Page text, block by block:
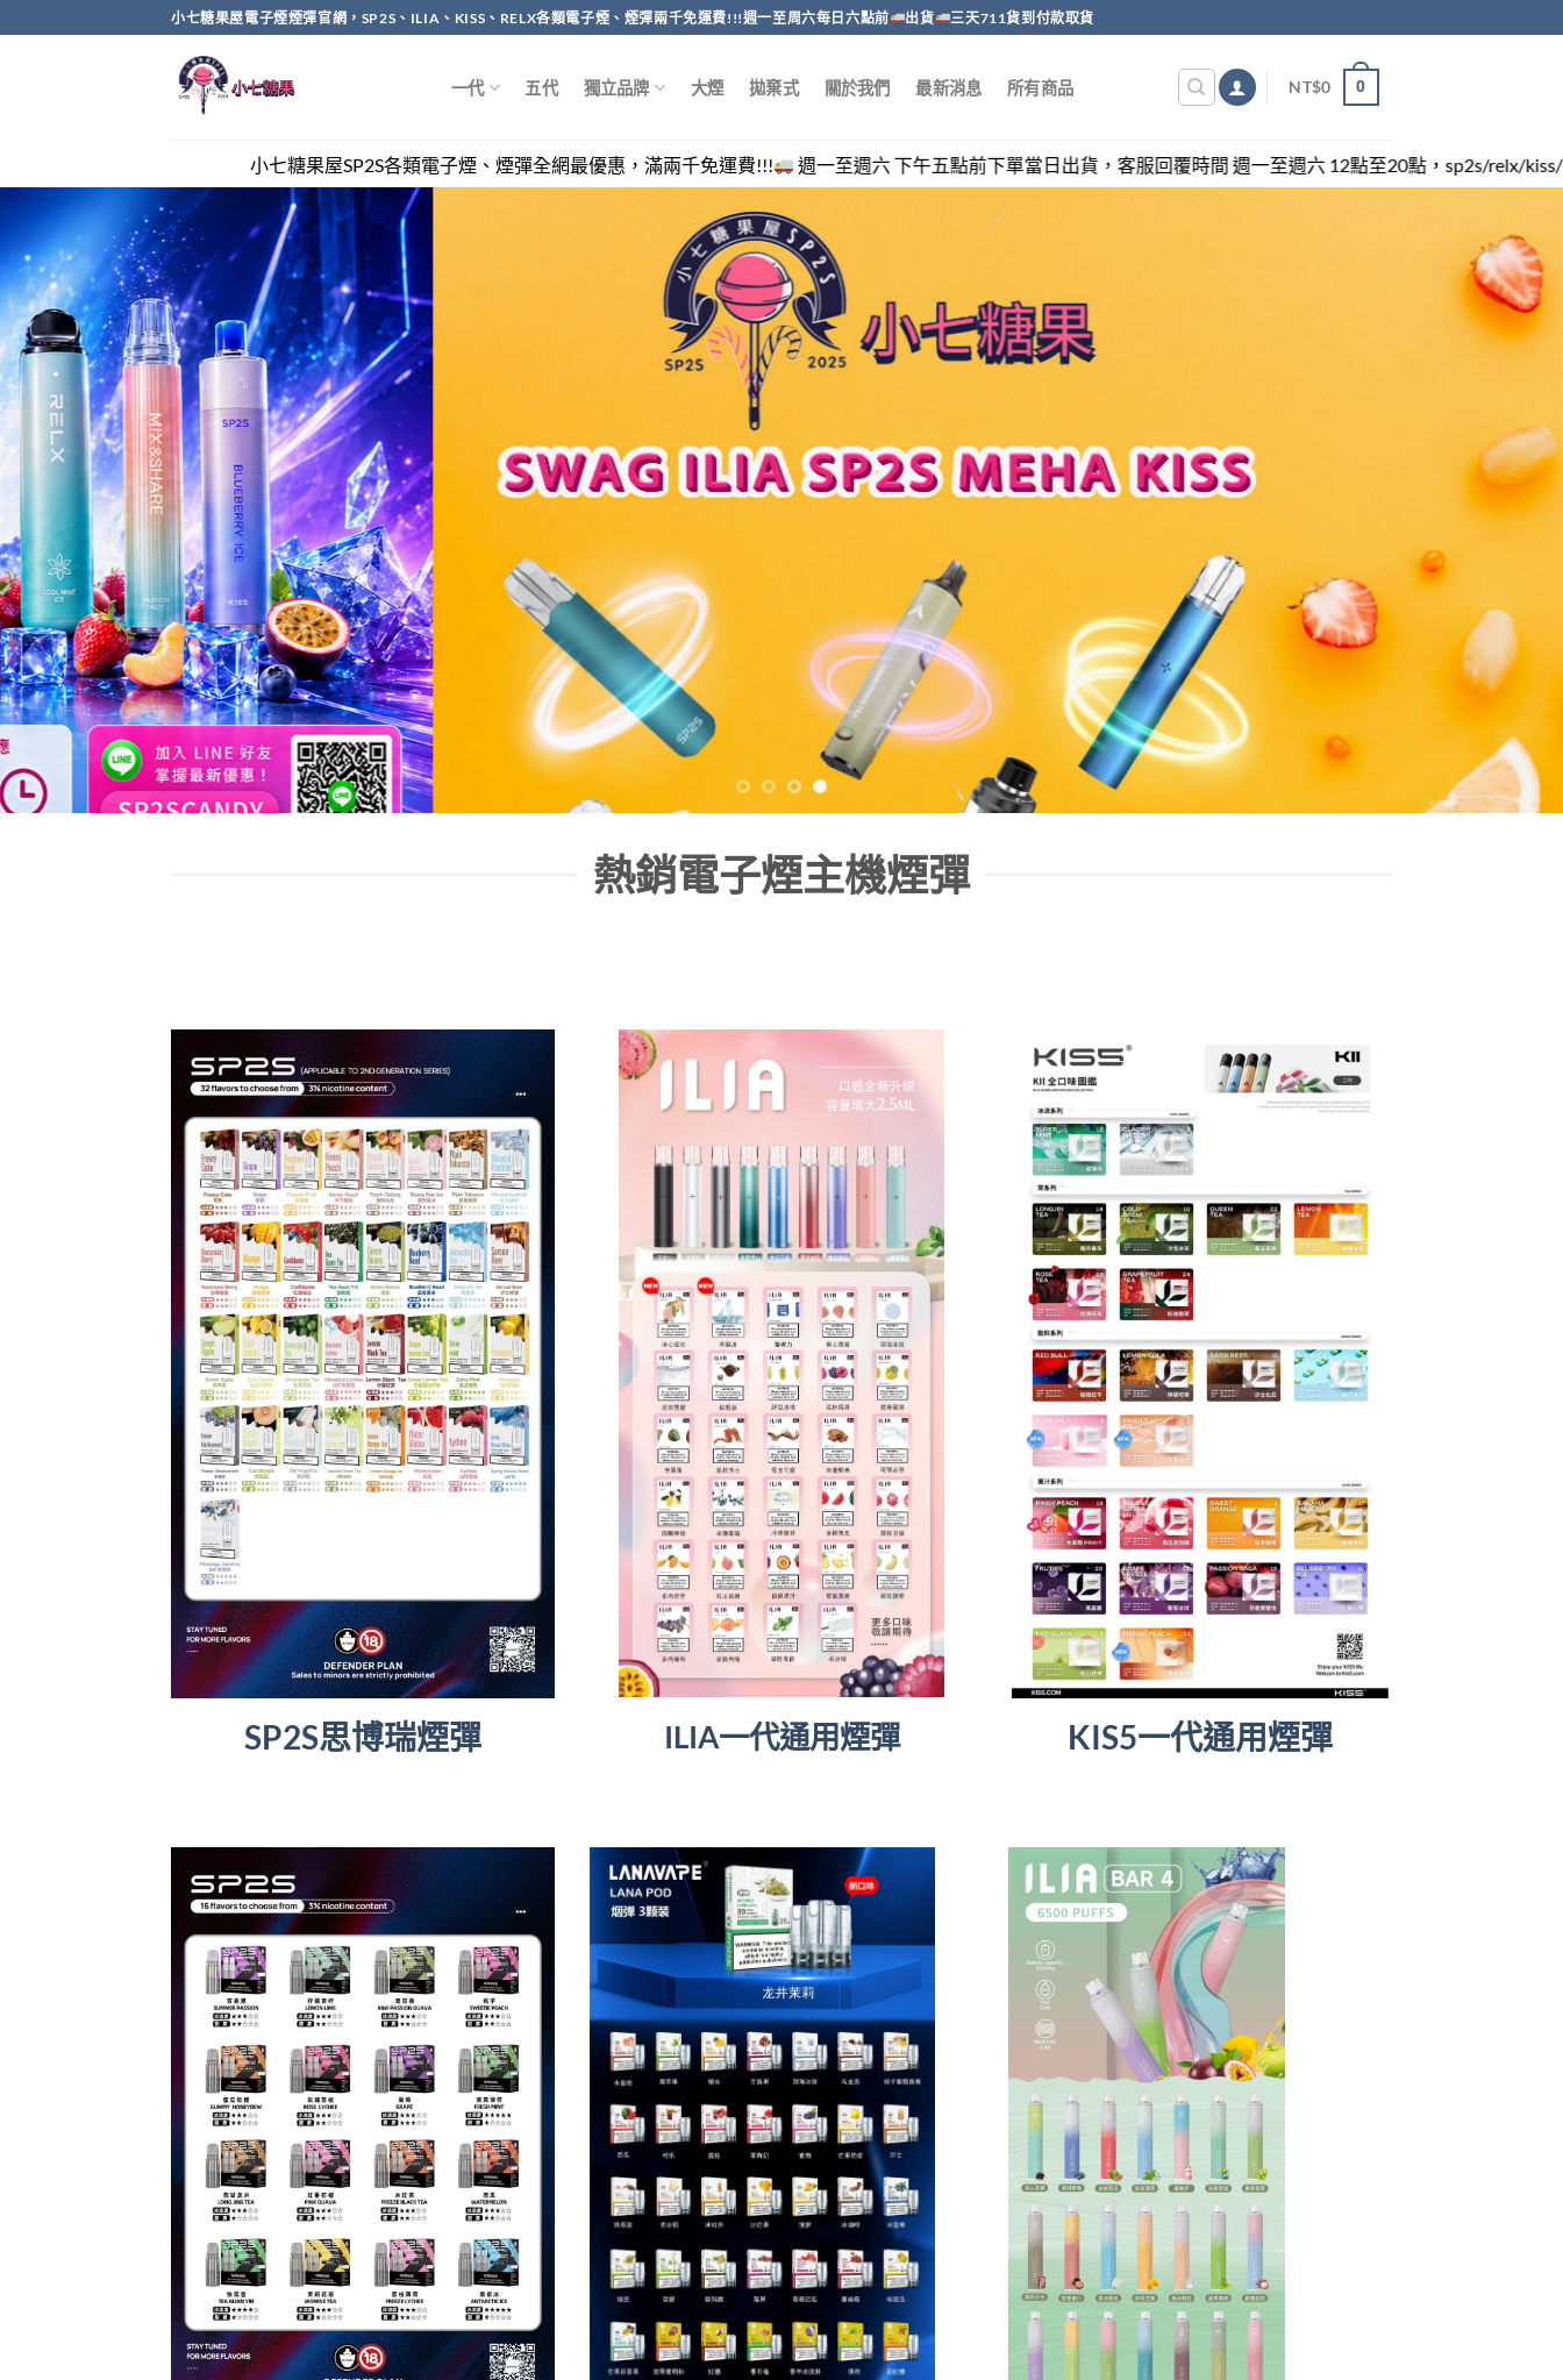
to
小七糖果屋電子煙煙彈官網，SP2S、ILIA、KISS、RELX各類電子煙、煙彈兩千免運費!!!週一至周六每日六點前 出貨 三天711貨到付款取貨
一代 五代 獨立品牌 大煙 拋棄式 關於我們 最新消息 所有商品 NT$0 0
小七糖果屋SP2S各類電子煙、煙彈全網最優惠，滿兩千免運費!!! 週一至週六 下午五點前下單當日出貨，客服回覆時間 週一至週六 12點至20點，sp2s/relx/kiss/ilia/swag各類電
熱銷電子煙主機煙彈
SP2S思博瑞煙彈 ILIA一代通用煙彈 KIS5一代通用煙彈